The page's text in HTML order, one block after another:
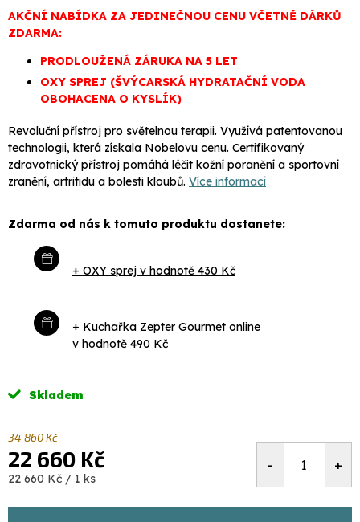
AKČNÍ NABÍDKA ZA JEDINEČNOU CENU VČETNĚ DÁRKŮ
ZDARMA:
PRODLOUŽENÁ ZÁRUKA NA 5 LET
OXY SPREJ (ŠVÝCARSKÁ HYDRATAČNÍ VODA
OBOHACENA O KYSLÍK)
Revoluční přístroj pro světelnou terapii. Využívá patentovanou
technologii, která získala Nobelovu cenu. Certifikovaný
zdravotnický přístroj pomáhá léčit kožní poranění a sportovní
zranění, artritidu a bolesti kloubů. Více informací
Zdarma od nás k tomuto produktu dostanete:
+ OXY sprej v hodnotě 430 Kč
+ Kuchařka Zepter Gourmet online
v hodnotě 490 Kč
Skladem
34 860 Kč
22 660 Kč
Měrná
22 660 Kč / 1 ks